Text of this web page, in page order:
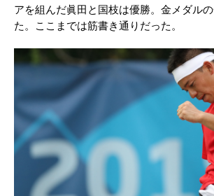
アを組んだ眞田と国枝は優勝。金メダル
た。ここまでは筋書き通りだった。